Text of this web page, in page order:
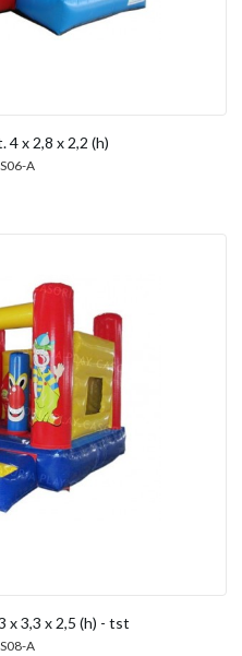
4 x 2,8 x 2,2 (h)
A
x 3,3 x 2,5 (h) - tst
A